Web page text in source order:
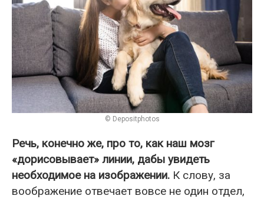
© Depositphotos
Речь, конечно же, про то, как наш мозг
«дорисовывает» линии, дабы увидеть
необходимое на изображении. К слову, за
воображение отвечает вовсе не один отдел,